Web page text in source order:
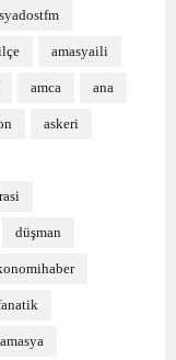
amasyaili
amca ana
askeri
düşman